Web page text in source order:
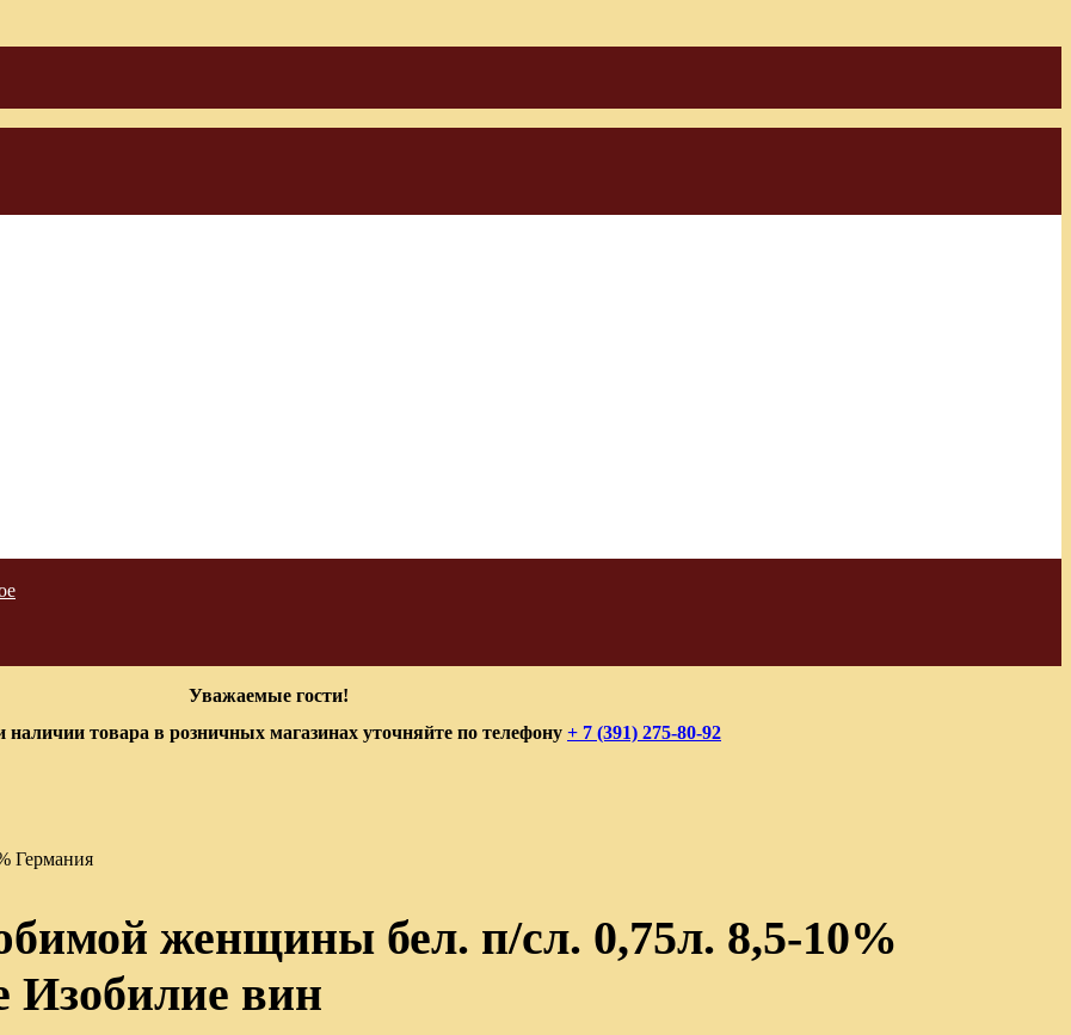
Уважаемые гости!
товара в розничных магазинах уточняйте по телефону + 7 (391) 275-80-92
Германия
женщины бел. п/сл. 0,75л. 8,5-10%
Изобилие вин